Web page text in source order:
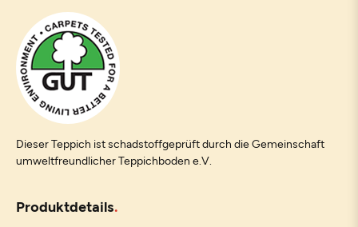
Dieser Teppich ist schadstoffgeprüft durch die Gemeinschaft
umweltfreundlicher Teppichboden e.V.
Produktdetails